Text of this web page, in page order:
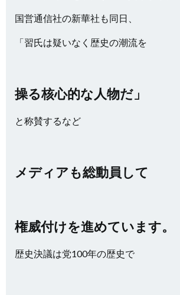
国営通信社の新華社も同日、
「習氏は疑いなく歴史の潮流を
操る核心的な人物だ」
と称賛するなど
メディアも総動員して
権威付けを進めています。
歴史決議は党100年の歴史で